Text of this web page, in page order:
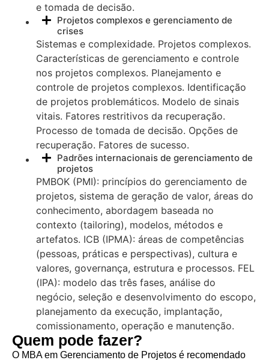
e tomada de decisão.
Projetos complexos e gerenciamento de
crises
Sistemas e complexidade. Projetos complexos.
Características de gerenciamento e controle
nos projetos complexos. Planejamento e
controle de projetos complexos. Identificação
de projetos problemáticos. Modelo de sinais
vitais. Fatores restritivos da recuperação.
Processo de tomada de decisão. Opções de
recuperação. Fatores de sucesso.
Padrões internacionais de gerenciamento de
projetos
PMBOK (PMI): princípios do gerenciamento de
projetos, sistema de geração de valor, áreas do
conhecimento, abordagem baseada no
contexto (tailoring), modelos, métodos e
artefatos. ICB (IPMA): áreas de competências
(pessoas, práticas e perspectivas), cultura e
valores, governança, estrutura e processos. FEL
(IPA): modelo das três fases, análise do
negócio, seleção e desenvolvimento do escopo,
planejamento da execução, implantação,
comissionamento, operação e manutenção.
Quem pode fazer?
O MBA em Gerenciamento de Projetos é recomendado